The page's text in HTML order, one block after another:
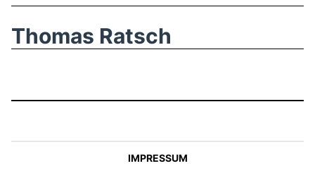
Thomas Ratsch
IMPRESSUM